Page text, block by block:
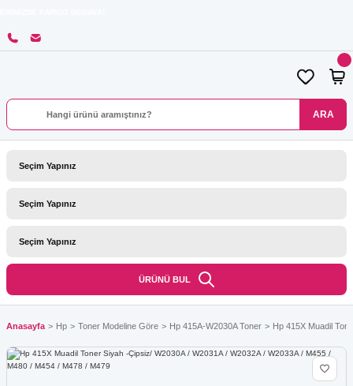
ARA
ÜRÜNÜ BUL
Anasayfa Hp Toner Modeline Göre Hp 415A-W2030A Toner Hp 415X Muadil